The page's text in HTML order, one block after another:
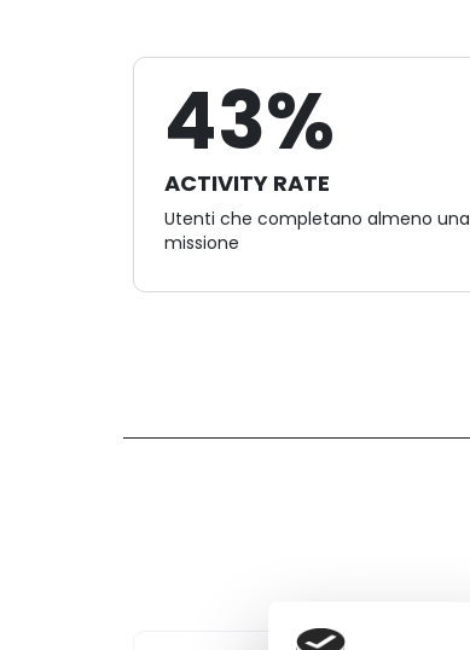
43%
ACTIVITY RATE
Utenti che completano almeno una
missione